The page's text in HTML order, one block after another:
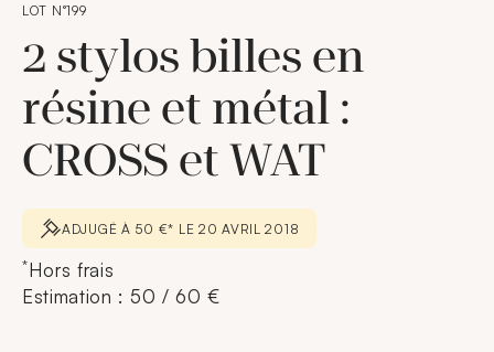
LOT N°199
2 stylos billes en
résine et métal :
CROSS et WAT
ADJUGÉ À 50 €* LE 20 AVRIL 2018
*Hors frais
Estimation : 50 / 60 €